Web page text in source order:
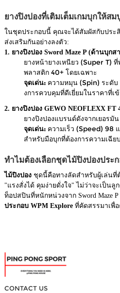
ยางปิงปองที่เติมเต็มเกมบุกให้ส
ในชุดประกอบนี้ คุณจะได้สัมผัสกับประ
ส่งเสริมกันอย่างลงตัว:
1. ยางปิงปอง Sword Maze P (ด้านบุกส
ยางหน้ายางเหนียว (Super T)
พลาสติก 40+ โดยเฉพาะ
จุดเด่น: ความหมุน (Spin) ระดับ
งการควบคุมที่ดีเยี่ยมในราคาที่เ
2. ยางปิงปอง GEWO NEOFLEXX FT
ยางปิงปองแบรนด์ดังจากเยอรมั
จุดเด่น: ความเร็ว (Speed) 98
สำหรับมือบุกที่ต้องการความเฉี
ทำไมต้องเลือกชุดไม้ปิงปองประ
ไม้ปิงปอง ชุดนี้คือทางลัดสำหรับผู้เล่นที่
"แรงสั่งได้ คุมง่ายดั่งใจ" ไม่ว่าจะเป็นลู
ท็อปสปินที่หนักหน่วงจาก Sword Maze
ประกอบ WPM Explore ที่คัดสรรมาเพื่
CONTACT US